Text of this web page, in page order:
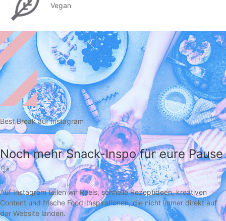
Vegan
Best Break auf Instagram
Noch mehr Snack-Inspo für eure Pause
✨
Auf Instagram teilen wir Reels, schnelle Rezeptideen, kreativen
Content und frische Food-Inspirationen, die nicht immer direkt auf
der Website landen.